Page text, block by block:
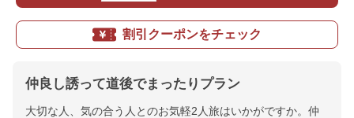
割引クーポンをチェック
仲良し誘って道後でまったりプラン
大切な人、気の合う人とのお気軽2人旅はいかがですか。仲